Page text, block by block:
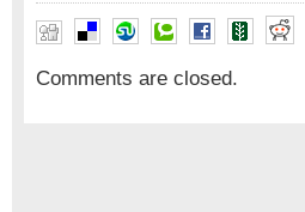
Comments are closed.